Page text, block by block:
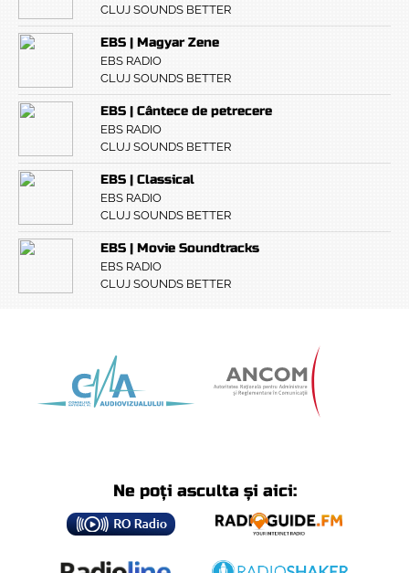
CLUJ SOUNDS BETTER
EBS | Magyar Zene
EBS RADIO
CLUJ SOUNDS BETTER
EBS | Cântece de petrecere
EBS RADIO
CLUJ SOUNDS BETTER
EBS | Classical
EBS RADIO
CLUJ SOUNDS BETTER
EBS | Movie Soundtracks
EBS RADIO
CLUJ SOUNDS BETTER
Ne poți asculta și aici: